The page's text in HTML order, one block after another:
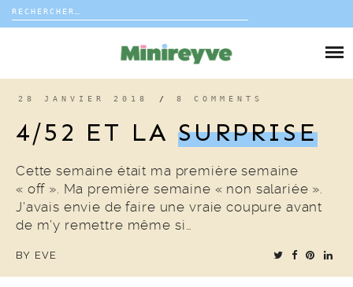
Rechercher :
DÉCO
VOYAGE
COUP DE COEUR
28 JANVIER 2018 / 8 COMMENTS
4/52 ET LASURPRISE
Cette semaine était ma première semaine
« off ». Ma première semaine « non salariée ».
J’avais envie de faire une vraie coupure avant
de m’y remettre même si…
BY EVE